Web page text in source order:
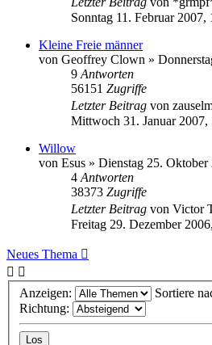
Sonntag 11. Februar 2007,
Kleine Freie männer
von Geoffrey Clown »
9 Antworten
56151 Zugriffe
Letzter Beitrag von
Mittwoch 31. Januar 2007,
Willow
von Esus » Dienstag 25. Oktober
4 Antworten
38373 Zugriffe
Letzter Beitrag von Victor
Freitag 29. Dezember
Neues Thema
Anzeigen:
Sortiere
Richtung: